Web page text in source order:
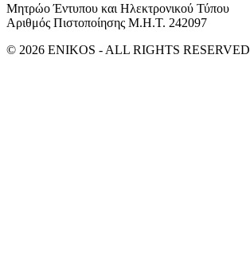
Μητρώο Έντυπου και Ηλεκτρονικού Τύπου
Αριθμός Πιστοποίησης Μ.Η.Τ. 242097
© 2026 ENIKOS - ALL RIGHTS RESERVED